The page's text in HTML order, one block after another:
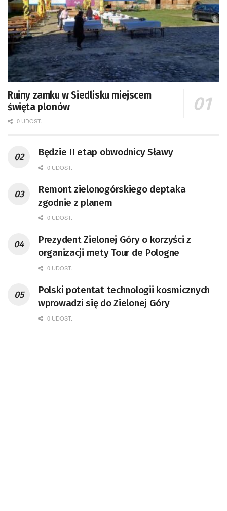
Ruiny zamku w Siedlisku miejscem
święta plonów
0 UDOST.
Będzie II etap obwodnicy Sławy
0 UDOST.
Remont zielonogórskiego deptaka
zgodnie z planem
0 UDOST.
Prezydent Zielonej Góry o korzyści z
organizacji mety Tour de Pologne
0 UDOST.
Polski potentat technologii kosmicznych
wprowadzi się do Zielonej Góry
0 UDOST.